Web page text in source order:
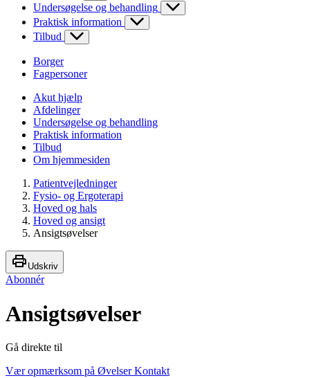
Undersøgelse og behandling
Praktisk information
Tilbud
Borger
Fagpersoner
Akut hjælp
Afdelinger
Undersøgelse og behandling
Praktisk information
Tilbud
Om hjemmesiden
Patientvejledninger
Fysio- og Ergoterapi
Hoved og hals
Hoved og ansigt
Ansigtsøvelser
Udskriv
Abonnér
Ansigtsøvelser
Gå direkte til
Vær opmærksom på ØvelserKontakt